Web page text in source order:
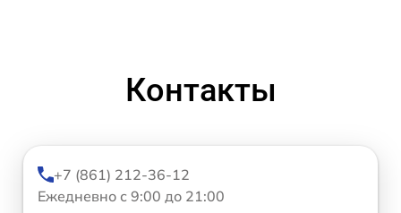
Контакты
+7 (861) 212-36-12
Ежедневно с 9:00 до 21:00